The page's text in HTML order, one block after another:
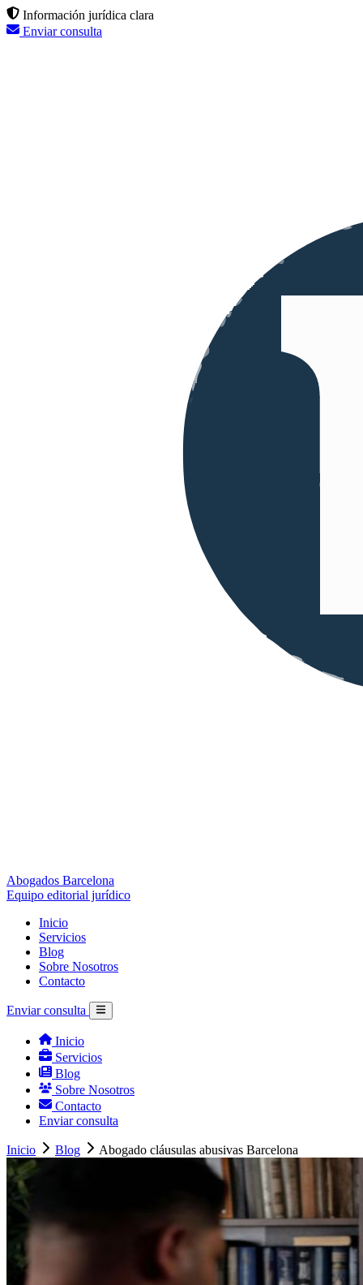
Información jurídica clara
Enviar consulta
Abogados Barcelona
Equipo editorial jurídico
Inicio
Servicios
Blog
Sobre Nosotros
Contacto
Enviar consulta
Inicio
Servicios
Blog
Sobre Nosotros
Contacto
Enviar consulta
Inicio Blog Abogado cláusulas abusivas Barcelona